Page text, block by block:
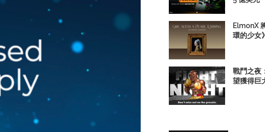
ElmonX
環的少女
戰鬥之夜
望獲得巨